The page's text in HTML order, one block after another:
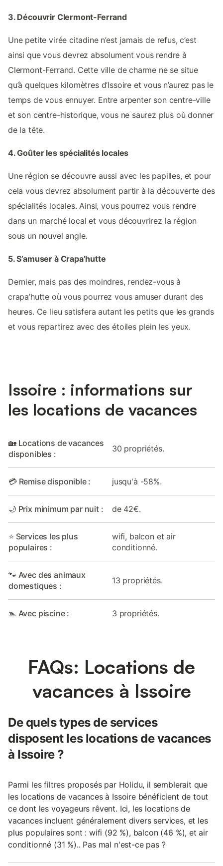
3. Découvrir Clermont-Ferrand
Une petite virée citadine n’est jamais de refus, c’est
ainsi que vous devrez absolument vous rendre à
Clermont-Ferrand. Cette ville de charme ne se situe
qu’à quelques kilomètres d’Issoire et vous n’aurez pas le
temps de vous ennuyer. Entre arpenter son centre-ville
et son centre-historique, vous ne saurez plus où donner
de la tête.
4. Goûter les spécialités locales
Une région se découvre aussi avec les papilles, et pour
cela vous devrez absolument partir à la découverte des
spécialités locales. Ainsi, vous pourrez vous rendre
dans un marché local et vous découvrirez la région
sous un nouvel angle.
5. S’amuser à Crapa’hutte
Dernier, mais pas des moindres, rendez-vous à
crapa’hutte où vous pourrez vous amuser durant des
heures. Ce lieu satisfera autant les petits que les grands
et vous repartirez avec des étoiles plein les yeux.
Issoire : informations sur
les locations de vacances
🏡 Locations de vacances
disponibles :
30 propriétés.
💳 Remise disponible : jusqu'à -58%.
🌙 Prix minimum par nuit : de 42€.
⭐ Services les plus
populaires :
wifi, balcon et air
conditionné.
🐾 Avec des animaux
domestiques :
13 propriétés.
🏊 Avec piscine : 3 propriétés.
FAQs: Locations de
vacances à Issoire
De quels types de services
disposent les locations de vacances
à Issoire ?
Parmi les filtres proposés par Holidu, il semblerait que
les locations de vacances à Issoire bénéficient de tout
ce dont les voyageurs rêvent. Ici, les locations de
vacances incluent généralement divers services, et les
plus populaires sont : wifi (92 %), balcon (46 %), et air
conditionné (31 %).. Pas mal n'est-ce pas ?